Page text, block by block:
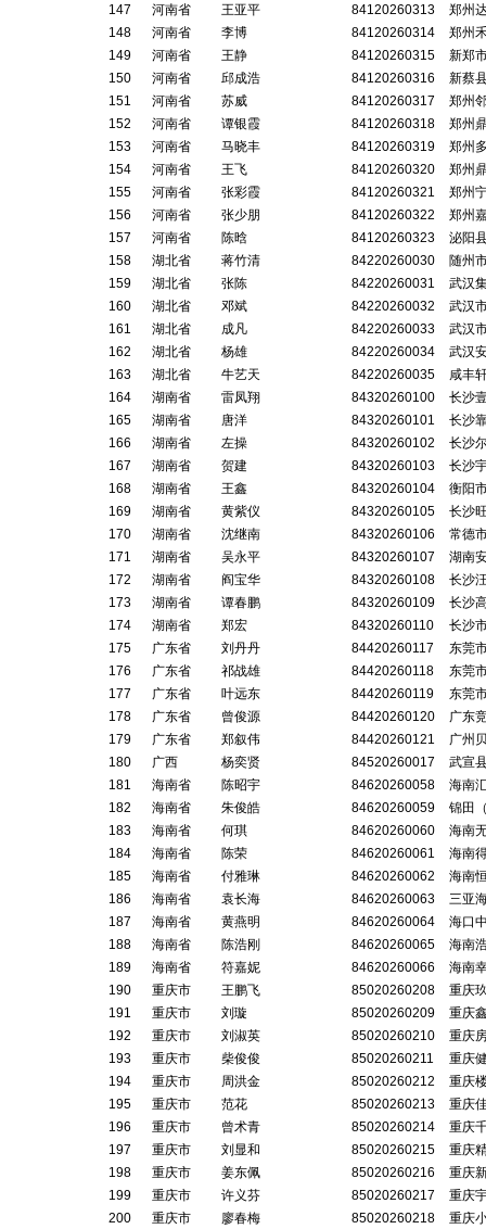
147 河南省 王亚平 84120260313
郑州
148
河南省 李博 84120260314
郑州
149
河南省 王静 84120260315
新郑
150
河南省 邱成浩 84120260316
新蔡
151
河南省 苏威 84120260317
郑州
152
河南省 谭银霞 84120260318
郑州
153
河南省 马晓丰 84120260319
郑州
154
河南省 王飞 84120260320
郑州
155
河南省 张彩霞 84120260321
郑州
156
河南省 张少朋 84120260322
郑州
157
河南省 陈晗 84120260323
泌阳
158
湖北省 蒋竹清 84220260030
随州
159
湖北省 张陈 84220260031
武汉
160
湖北省 邓斌 84220260032
武汉
161
湖北省 成凡 84220260033
武汉
162
湖北省 杨雄 84220260034
武汉
163
湖北省 牛艺天 84220260035
咸丰
164
湖南省 雷凤翔 84320260100
长沙
165
湖南省 唐洋 84320260101
长沙
166
湖南省 左操 84320260102
长沙
167
湖南省 贺建 84320260103
长沙
168
湖南省 王鑫 84320260104
衡阳
169
湖南省 黄紫仪 84320260105
长沙
170
湖南省 沈继南 84320260106
常德
171
湖南省 吴永平 84320260107
湖南
172
湖南省 阎宝华 84320260108
长沙
173
湖南省 谭春鹏 84320260109
长沙
174
湖南省 郑宏 84320260110
长沙
175
广东省 刘丹丹 84420260117
东莞
176
广东省 祁战雄 84420260118
东莞
177
广东省 叶远东 84420260119
东莞
178
广东省 曾俊源 84420260120
广东
179
广东省 郑叙伟 84420260121
广州
180
广西 杨奕贤 84520260017
武宣
181
海南省 陈昭宇 84620260058
海南
182
海南省 朱俊皓 84620260059
锦田
183
海南省 何琪 84620260060
海南
184
海南省 陈荣 84620260061
海南
185
海南省 付雅琳 84620260062
海南
186
海南省 袁长海 84620260063
三亚
187
海南省 黄燕明 84620260064
海口
188
海南省 陈浩刚 84620260065
海南
189
海南省 符嘉妮 84620260066
海南
190
重庆市 王鹏飞 85020260208
重庆
191
重庆市 刘璇 85020260209
重庆
192
重庆市 刘淑英 85020260210
重庆
193
重庆市 柴俊俊 85020260211
重庆
194
重庆市 周洪金 85020260212
重庆
195
重庆市 范花 85020260213
重庆
196
重庆市 曾术青 85020260214
重庆
197
重庆市 刘显和 85020260215
重庆
198
重庆市 姜东佩 85020260216
重庆
199
重庆市 许义芬 85020260217
重庆
200
重庆市 廖春梅 85020260218
重庆